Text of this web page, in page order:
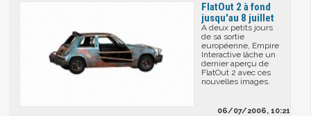
FlatOut 2 à fond
jusqu'au 8 juillet
A deux petits jours
de sa sortie
européenne, Empire
Interactive lâche un
dernier aperçu de
FlatOut 2 avec ces
nouvelles images.
06/07/2006, 10:21